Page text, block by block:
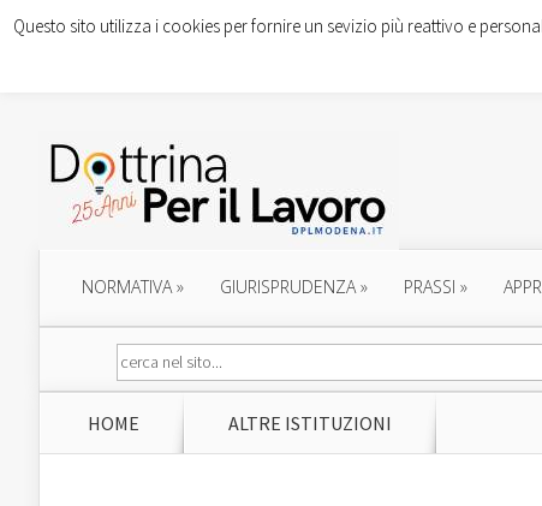
NORMATIVA» GIURISPRUDENZA» PRASSI »
HOME ALTRE ISTITUZIONI
Questo sito utilizza i cookies per fornire un sevizio più reattivo e